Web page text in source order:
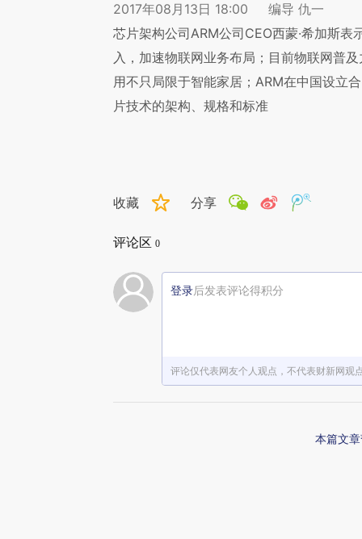
2017年08月13日 18:00
编导 仇一
芯片架构公司ARM公司CEO西蒙·希加斯
入，加速物联网业务布局；目前物联网普
用不只局限于智能家居；ARM在中国设立
片技术的架构、规格和标准
收藏 分享
评论区 0
登录后发表评论得积分
评论仅代表网友个人观点，不代表财新网观
本篇文